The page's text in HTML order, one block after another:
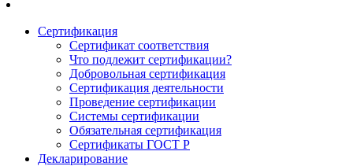
Сертификация
Сертификат соответствия
Что подлежит сертификации?
Добровольная сертификация
Сертификация деятельности
Проведение сертификации
Системы сертификации
Обязательная сертификация
Сертификаты ГОСТ Р
Декларирование